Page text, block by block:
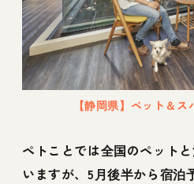
【静岡県】ペット＆
ペトことでは全国のペット
いますが、5月後半から宿泊